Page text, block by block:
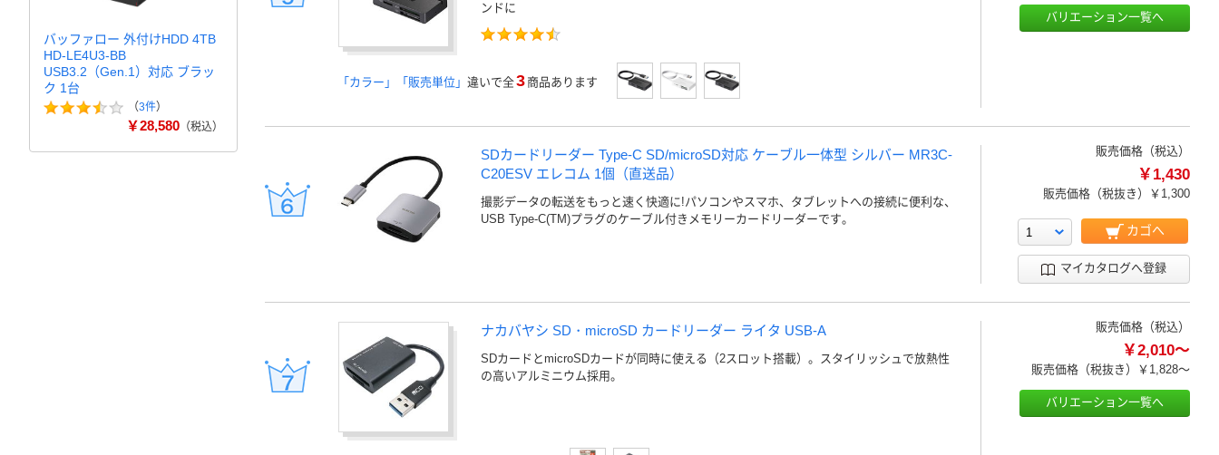
ンドに
「カラー」「販売単位」 違いで全3 商品あります
バリエーション一覧へ
SDカードリーダー Type-C SD/microSD対応 ケーブル一体型 シルバー MR3C-
C20ESV エレコム 1個（直送品）
撮影データの転送をもっと速く快適に!パソコンやスマホ、タブレットへの接続に便利な、
USB Type-C(TM)プラグのケーブル付きメモリーカードリーダーです。
販売価格（税込）
￥1,430
販売価格（税抜き） ￥1,300
カゴへ
マイカタログへ登録
ナカバヤシ SD・microSD カードリーダー ライタ USB-A
SDカードとmicroSDカードが同時に使える（2スロット搭載）。スタイリッシュで放熱性
の高いアルミニウム採用。
販売価格（税込）
￥2,010～
販売価格（税抜き） ￥1,828～
バリエーション一覧へ
バッファロー 外付けHDD 4TB
HD-LE4U3-BB
USB3.2（Gen.1）対応 ブラッ
ク 1台
（3件）
￥28,580 （税込）